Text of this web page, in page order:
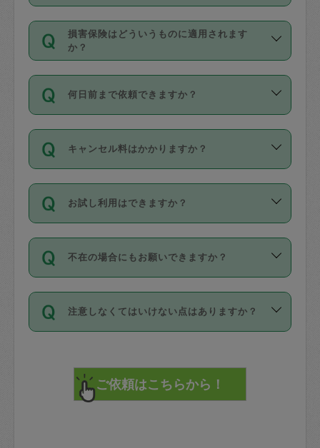
能です。依頼送信後、個別にタスカジさ
んにメッセージを送り調整してくださ
い。ただし、２時間を越えての調整はで
時間も被らない場合、損害保険の対象外
基本的に、高所での作業や危険作業、屋
外での作業は対象外です。
育園や学校の給食やレストランで料理関
係の専門職に従事されていた方、日本で
すでにハウスキーパーや英語の先生とし
てお仕事をしているフィリピン出身の
社員など様々なバックグラウンドの方が
登録しています。
日本語も話せる方など様々です。
ールに記載していますので、各自の得意
を依頼してください。
応募の際に、各自事務局との面接と説明
を行っています。その後、身分証明書の
写真提出をしていただいています。外国
確認しています。タスカジさんトレーニ
ング動画を使ったセルフトレーニングの
現場トライアルを受け、合格したタスカ
ジさんが活動されています。
※テストセンターの講評は１件目のレビュ
参考
【詳細】タスカジさんの登録に際
損害保険はどういうものに適用されます
か？
依頼者とタスカジさんとの間でタスカジ
を通して成立した作業時間内での作業に
適用されます。作業範囲は、掃除、洗
です。作業中に物を壊したり、人にけが
をさせたりした場合が対象で、補償金額
す。
写真を撮り、
詳細FAQ：
損害賠償保険について教えて
何日前まで依頼できますか？
ご依頼は、現在を起点に3日後（72時間
以降）の日時から受付可能となっていま
す。
タスカジさんへ「募集」をかけることが
可能です。
キャンセル料はかかりますか？
キャンセル料には、以下の2種類がありま
す。
1. 直前キャンセル（定期、スポット契約
共通）
72時間を超える※と、以下のキャンセル
料が発生します。
直前キャンセル料：
72時間前〜24時間前＝依頼料金の50%
お試し利用はできますか？
「お試し利用」というメニューはありま
せんが、「一回のみ」依頼を活用するこ
とによって、気に入ったタスカジさんを
まず、条件の合う気になるタスカジさ
みてください。
その後、一番気に入ったタスカジさんに
不在の場合にもお願いできますか？
不在の場合の作業はタスカジさんの同意
が必要です。数回の依頼ののち、タスカ
ジさんと依頼者の間で十分な信頼関係が
てください。
不在時に部屋に入るためにタスカジさん
注意しなくてはいけない点はありますか？
で、必ず鍵のかかるロッカーや金庫に入
れて依頼者の責任の元管理するよう心掛
けてください。